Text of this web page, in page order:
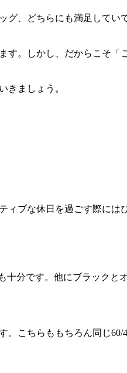
、どちらにも満足してい
。しかし、だからこそ「
きましょう。
ィブな休日を過ごす際には
分です。他にブラックと
こちらももちろん同じ60/